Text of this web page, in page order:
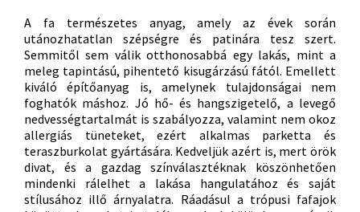
A fa természetes anyag, amely az évek során
utánozhatatlan szépségre és patinára tesz szert.
Semmitől sem válik otthonosabbá egy lakás, mint a
meleg tapintású, pihentető kisugárzású fától. Emellett
kiváló építőanyag is, amelynek tulajdonságai nem
foghatók máshoz. Jó hő- és hangszigetelő, a levegő
nedvességtartalmát is szabályozza, valamint nem okoz
allergiás tüneteket, ezért alkalmas parketta és
teraszburkolat gyártására. Kedveljük azért is, mert örök
divat, és a gazdag színválasztéknak köszönhetően
mindenki rálelhet a lakása hangulatához és saját
stílusához illő árnyalatra. Ráadásul a trópusi fafajok